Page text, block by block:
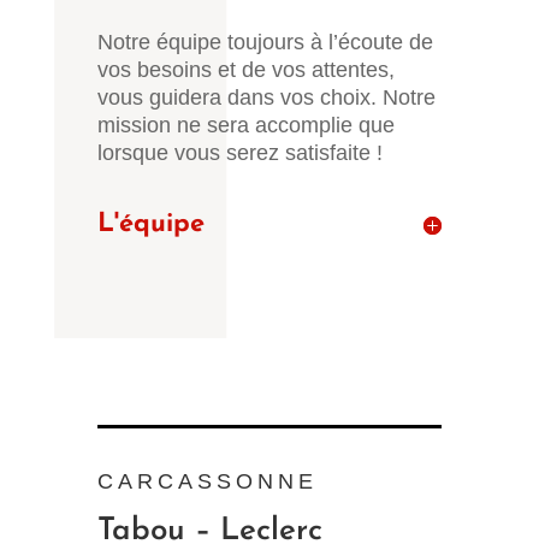
Notre équipe toujours à l’écoute de
vos besoins et de vos attentes,
vous guidera dans vos choix. Notre
mission ne sera accomplie que
lorsque vous serez satisfaite !
L'équipe
CARCASSONNE
Tabou – Leclerc